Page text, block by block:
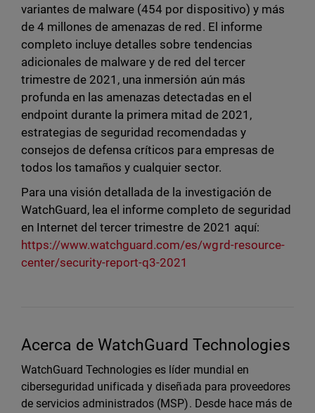
variantes de malware (454 por dispositivo) y más
de 4 millones de amenazas de red. El informe
completo incluye detalles sobre tendencias
adicionales de malware y de red del tercer
trimestre de 2021, una inmersión aún más
profunda en las amenazas detectadas en el
endpoint durante la primera mitad de 2021,
estrategias de seguridad recomendadas y
consejos de defensa críticos para empresas de
todos los tamaños y cualquier sector.
Para una visión detallada de la investigación de
WatchGuard, lea el informe completo de seguridad
en Internet del tercer trimestre de 2021 aquí:
https://www.watchguard.com/es/wgrd-resource-
center/security-report-q3-2021
Acerca de WatchGuard Technologies
WatchGuard Technologies es líder mundial en
ciberseguridad unificada y diseñada para proveedores
de servicios administrados (MSP). Desde hace más de